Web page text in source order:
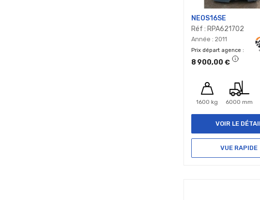
NEOS16SE
Réf : RPA621702
Année : 2011
Prix départ agence
8 900,00 €
1600 kg 6000 mm
VOIR LE
VUE RAPIDE